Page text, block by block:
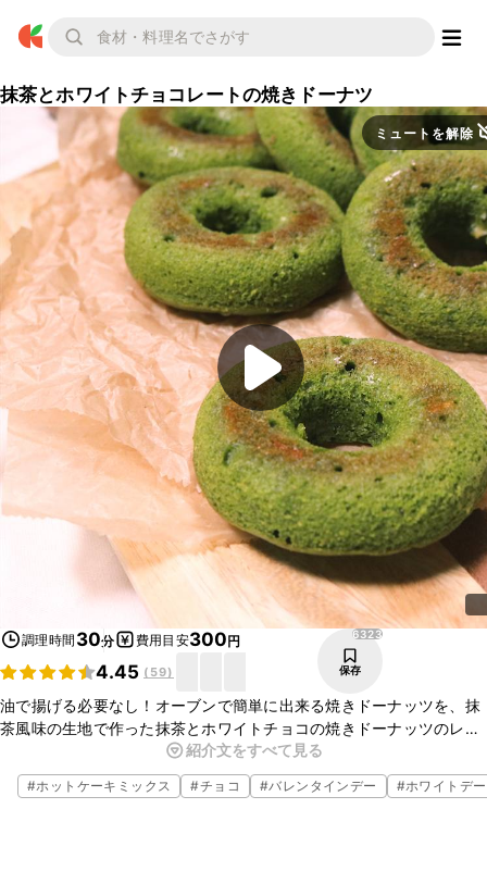
抹茶とホワイトチョコレートの焼きドーナツ
ミュートを解除
調理時間 30分 費用目安300円
4.45 ( 59)
6323
保存
油で揚げる必要なし！オーブンで簡単に出来る焼きドーナッツを、抹
茶風味の生地で作った抹茶とホワイトチョコの焼きドーナッツのレシ
ピです。 材料を混ぜ合わせたら、後はオーブンで加熱するだけなの
で、とっても簡単です。 ぜひお試しください！
紹介文をすべて見る
#ホットケーキミックス #チョコ #バレンタインデー #ホワイトデー